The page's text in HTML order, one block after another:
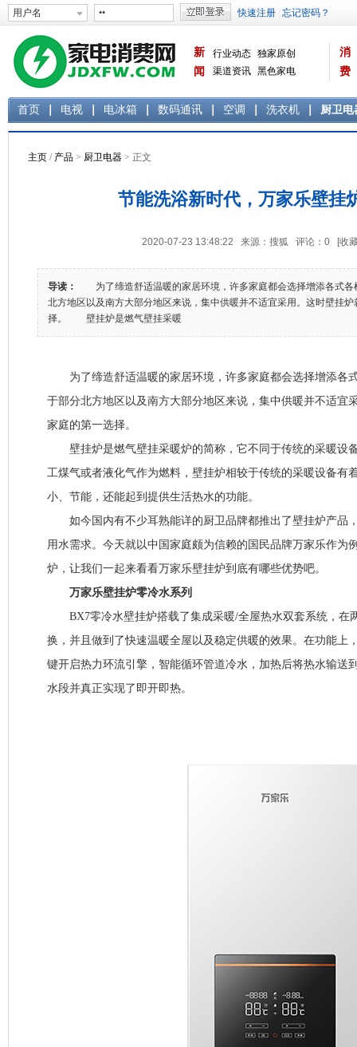
新
闻
行业动态 独家原创
渠道资讯 黑色家电
消
费
首页 电视 电冰箱 数码通讯 空调 洗衣机 厨卫电
主页 / 产品 > 厨卫电器 > 正文
节能洗浴新时代，万家乐壁挂
2020-07-23 13:48:22 来源：搜狐 评论： 0 [收
导读：
为了缔造舒适温暖的家居环境，许多家庭都会选择增添各式各
北方地区以及南方大部分地区来说，集中供暖并不适宜采用。这时壁挂
择。 壁挂炉是燃气壁挂采暖
为了缔造舒适温暖的家居环境，许多家庭都会选择增添各
于部分北方地区以及南方大部分地区来说，集中供暖并不适宜
家庭的第一选择。
壁挂炉是燃气壁挂采暖炉的简称，它不同于传统的采暖设
工煤气或者液化气作为燃料，壁挂炉相较于传统的采暖设备有
小、节能，还能起到提供生活热水的功能。
如今国内有不少耳熟能详的厨卫品牌都推出了壁挂炉产品
用水需求。今天就以中国家庭颇为信赖的国民品牌万家乐作为
炉，让我们一起来看看万家乐壁挂炉到底有哪些优势吧。
万家乐壁挂炉零冷水系列
BX7零冷水壁挂炉搭载了集成采暖/全屋热水双套系统，在
换，并且做到了快速温暖全屋以及稳定供暖的效果。在功能上
键开启热力环流引擎，智能循环管道冷水，加热后将热水输送
水段并真正实现了即开即热。